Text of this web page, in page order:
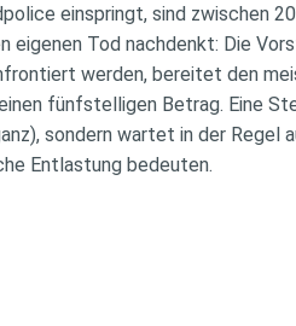
einspringt, sind zwischen
eigenen Tod nachdenkt: Die
werden, bereitet den
fünfstelligen Betrag. Eine
sondern wartet in der Regel
Entlastung bedeuten.